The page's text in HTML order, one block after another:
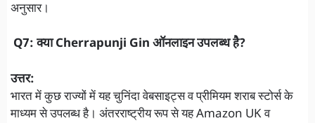
अनुसार।
Q7: क्या Cherrapunji Gin ऑनलाइन उपलब्ध है?
उत्तर:
भारत में कुछ राज्यों में यह चुनिंदा वेबसाइट्स व प्रीमियम शराब स्टोर्स के
माध्यम से उपलब्ध है। अंतरराष्ट्रीय रूप से यह Amazon UK व